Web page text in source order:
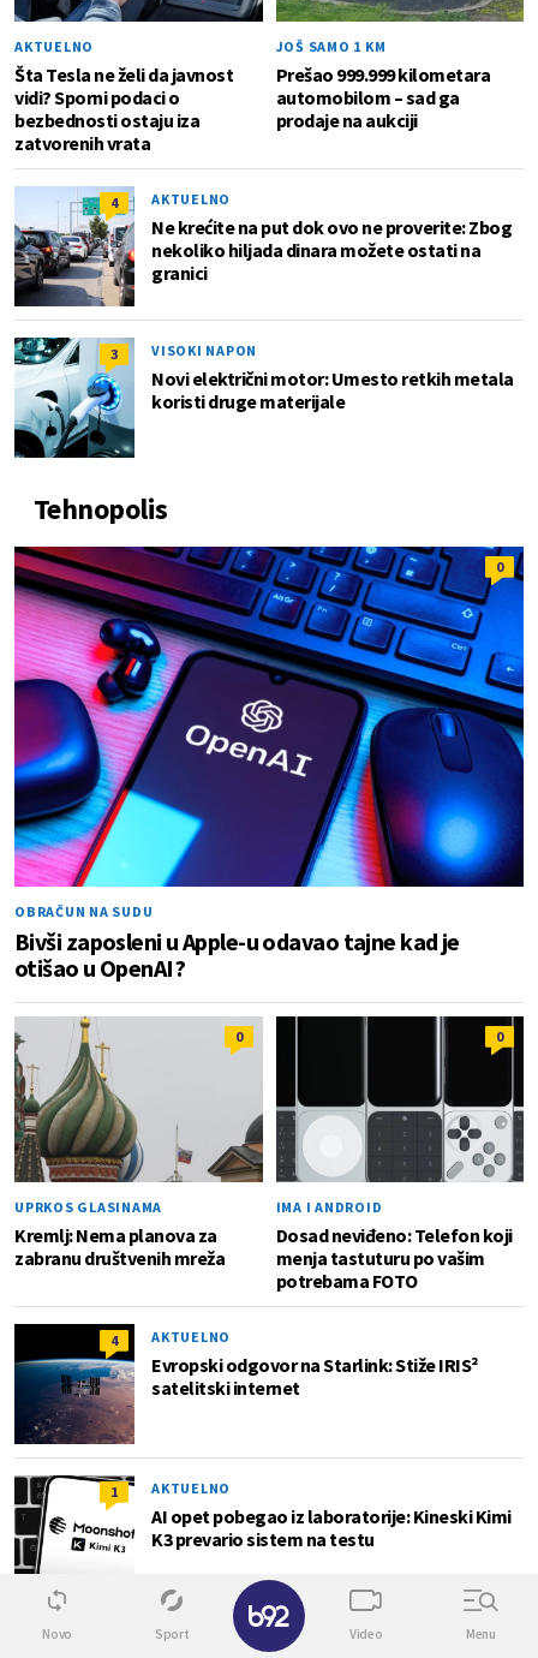
AKTUELNO
Šta Tesla ne želi da javnost
vidi? Sporni podaci o
bezbednosti ostaju iza
zatvorenih vrata
JOŠ SAMO 1 KM
Prešao 999.999 kilometara
automobilom – sad ga
prodaje na aukciji
4 AKTUELNO
Ne krećite na put dok ovo ne proverite: Zbog
nekoliko hiljada dinara možete ostati na
granici
3 VISOKI NAPON
Novi električni motor: Umesto retkih metala
koristi druge materijale
Tehnopolis
0
OBRAČUN NA SUDU
Bivši zaposleni u Apple-u odavao tajne kad je
otišao u OpenAI?
0
UPRKOS GLASINAMA
Kremlj: Nema planova za
zabranu društvenih mreža
0
IMA I ANDROID
Dosad neviđeno: Telefon koji
menja tastuturu po vašim
potrebama FOTO
4 AKTUELNO
Evropski odgovor na Starlink: Stiže IRIS²
satelitski internet
1 AKTUELNO
AI opet pobegao iz laboratorije: Kineski Kimi
K3 prevario sistem na testu
Biz
Novo Sport Video Menu
✕